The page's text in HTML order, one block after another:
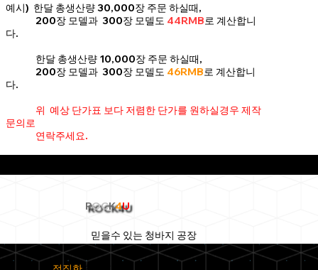
예시) 한달 총생산량 30,000장 주문 하실때,
200장 모델과 300장 모델도 44RMB로 계산합니
다.
한달 총생산량 10,000장 주문 하실때,
200장 모델과 300장 모델도 46RMB로 계산합니
다.
위 예상 단가표 보다 저렴한 단가를 원하실경우 제작
문의로
연락주세요.
믿을수 있는 청바지 공장
ROCK4U